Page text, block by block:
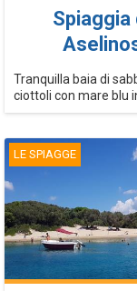
Spiaggia
Tranquilla baia di
ciottoli con mare blu
LE SPIAGGE